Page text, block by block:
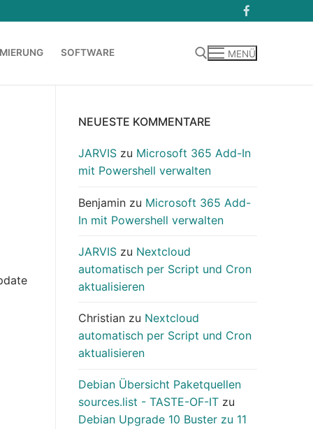
SOFTWARE MENÜ
NEUESTE KOMMENTARE
JARVIS zu Microsoft 365 Add-In
mit Powershell verwalten
Benjamin zu Microsoft 365 Add-
In mit Powershell verwalten
JARVIS zu Nextcloud
automatisch per Script und Cron
aktualisieren
Christian zu Nextcloud
automatisch per Script und Cron
aktualisieren
Debian Übersicht Paketquellen
sources.list - TASTE-OF-IT zu
Debian Upgrade 10 Buster zu 11